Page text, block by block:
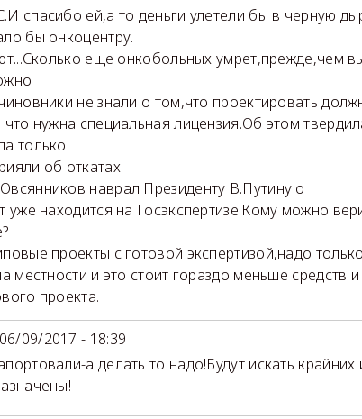
спасибо ей,а то деньги улетели бы в черную
бы онкоцентру.
еще онкобольных умрет,прежде,чем
не знали о том,что проектировать
что нужна специальная лицензия.Об этом
только
об откатах.
наврал Президенту В.Путину о
уже находится на Госэкспертизе.Кому можно
проекты с готовой экспертизой,надо
местности и это стоит гораздо меньше средств
проекта.
09/2017 - 18:39
а делать то надо!Будут искать